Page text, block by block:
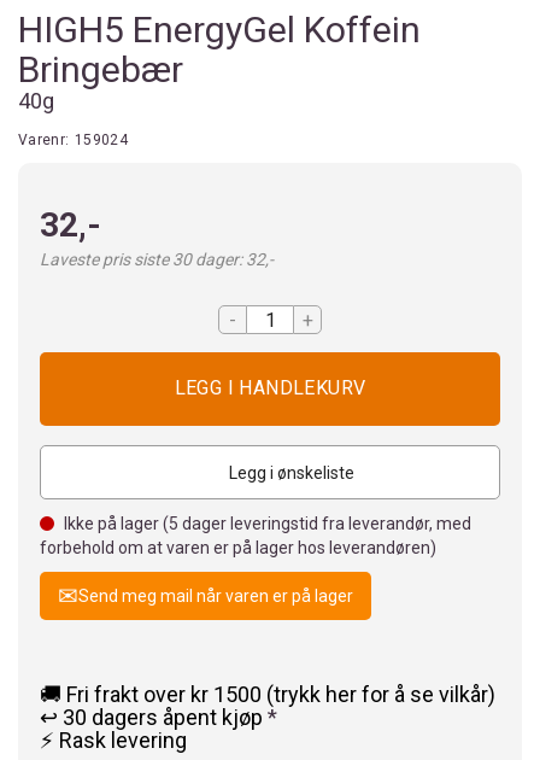
HIGH5 EnergyGel Koffein
Bringebær
40g
Varenr: 159024
32,-
Laveste pris siste 30 dager: 32,-
- +
Legg i ønskeliste
Ikke på lager (5 dager leveringstid fra leverandør, med
forbehold om at varen er på lager hos leverandøren)
Send meg mail når varen er på lager
🚚 Fri frakt over kr 1500 (trykk her for å se vilkår)
↩️ 30 dagers åpent kjøp *
⚡ Rask levering